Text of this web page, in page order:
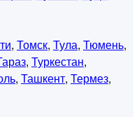
, Томск, Тула, Тюмень,
, Туркестан,
, Ташкент, Термез,